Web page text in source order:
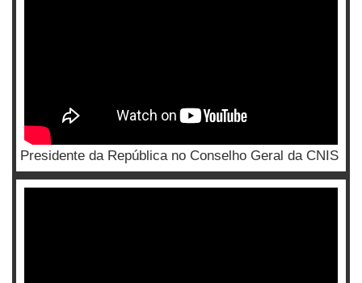
Presidente da República no Conselho Geral da CNIS